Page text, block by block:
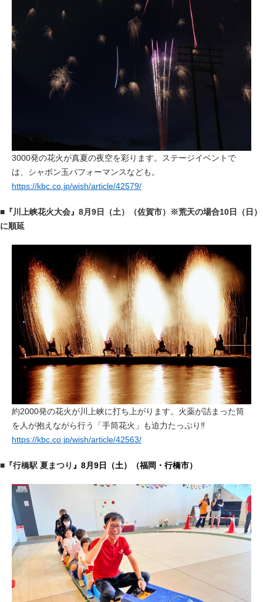
3000発の花火が真夏の夜空を彩ります。 ステージイベントで
は、シャボン玉パフォーマンスなども。
https://kbc.co.jp/wish/article/42579/
■『川上峡花火大会』8月9日（土）（佐賀市）※荒天の場合10日（日）
に順延
約2000発の花火が川上峡に打ち上がります。火薬が詰まった筒
を人が抱えながら行う「手筒花火」も迫力たっぷり‼
https://kbc.co.jp/wish/article/42563/
■『行橋駅 夏まつり 』8月9日（土）（福岡・行橋市）